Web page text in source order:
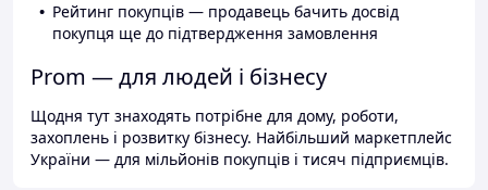
Рейтинг покупців — продавець бачить досвід
покупця ще до підтвердження замовлення
Prom — для людей і бізнесу
Щодня тут знаходять потрібне для дому, роботи,
захоплень і розвитку бізнесу. Найбільший маркетплейс
України — для мільйонів покупців і тисяч підприємців.